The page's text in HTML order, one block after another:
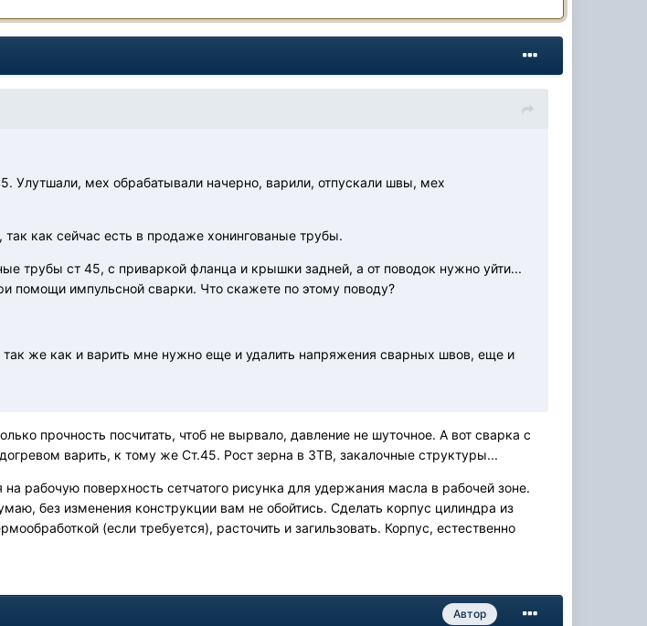
Улутшали, мех обрабатывали начерно, варили, отпускали швы, мех
как сейчас есть в продаже хонингованые трубы.
трубы ст 45, с приваркой фланца и крышки задней, а от поводок нужно уйти...
помощи импульсной сварки. Что скажете по этому поводу?
же как и варить мне нужно еще и удалить напряжения сварных швов, еще и
прочность посчитать, чтоб не вырвало, давление не шуточное. А вот сварка с
варить, к тому же Ст.45. Рост зерна в ЗТВ, закалочные структуры...
рабочую поверхность сетчатого рисунка для удержания масла в рабочей зоне.
без изменения конструкции вам не обойтись. Сделать корпус цилиндра из
(если требуется), расточить и загильзовать. Корпус, естественно
Автор